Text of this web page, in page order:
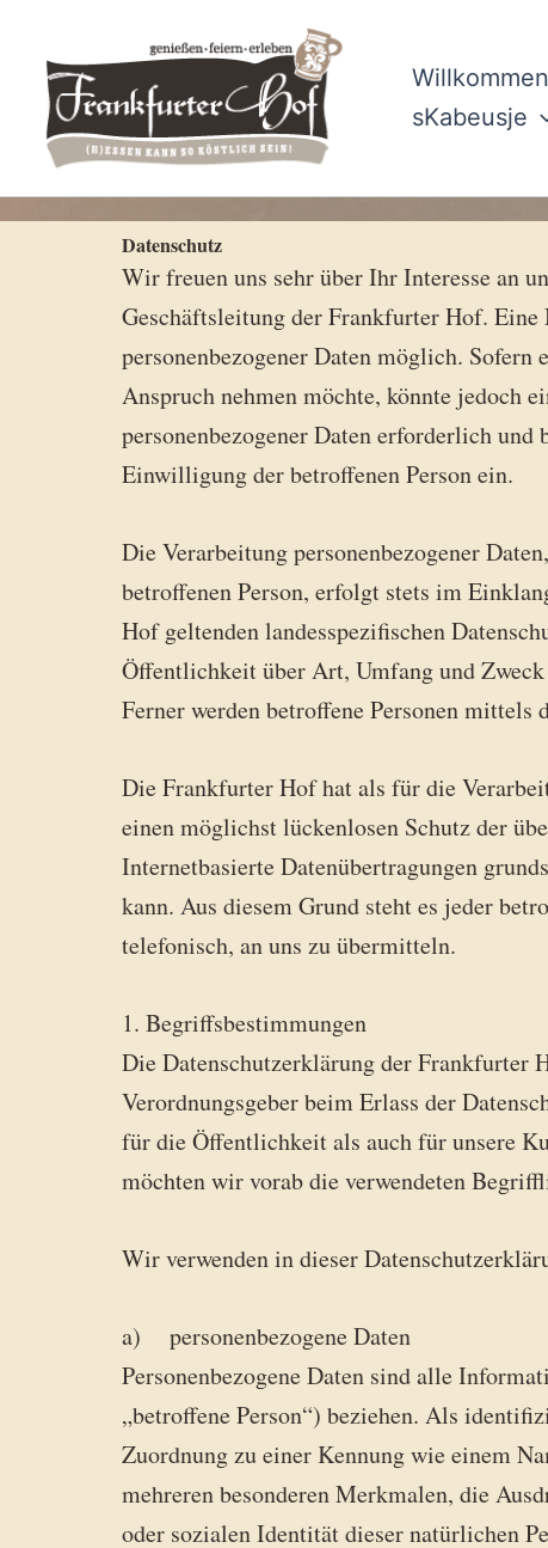
springen
Willkommen
sKabeusje
Datenschutz
Wir freuen uns sehr über Ihr Interesse an
Geschäftsleitung der Frankfurter Hof.
personenbezogener Daten möglich. Sofern
Anspruch nehmen möchte, könnte jedoch
personenbezogener Daten erforderlich
Einwilligung der betroffenen Person ein.
Die Verarbeitung personenbezogener
betroffenen Person, erfolgt stets im
Hof geltenden landesspezifischen
Öffentlichkeit über Art, Umfang und Zweck
Ferner werden betroffene Personen
Die Frankfurter Hof hat als für die
einen möglichst lückenlosen Schutz der
Internetbasierte Datenübertragungen
kann. Aus diesem Grund steht es jeder
telefonisch, an uns zu übermitteln.
1. Begriffsbestimmungen
Die Datenschutzerklärung der Frankfurter
Verordnungsgeber beim Erlass der
für die Öffentlichkeit als auch für unsere
möchten wir vorab die verwendeten
Wir verwenden in dieser
a) personenbezogene Daten
Personenbezogene Daten sind alle
„betroffene Person“) beziehen. Als
Zuordnung zu einer Kennung wie einem
mehreren besonderen Merkmalen, die
oder sozialen Identität dieser natürlichen